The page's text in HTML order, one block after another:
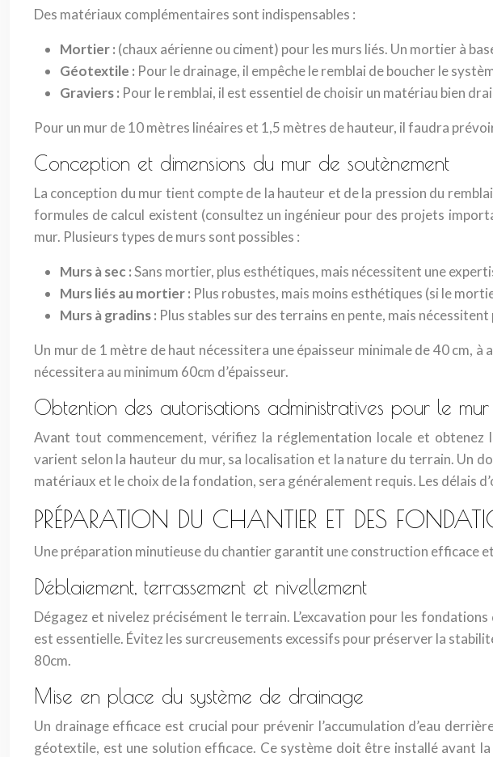
Des matériaux complémentaires sont indispensables :
Mortier : (chaux aérienne ou ciment) pour les murs liés. Un mortier à
Géotextile : Pour le drainage, il empêche le remblai de boucher le
Graviers : Pour le remblai, il est essentiel de choisir un matériau bien
Pour un mur de 10 mètres linéaires et 1,5 mètres de hauteur, il faudra
Conception et dimensions du mur de soutènement
La conception du mur tient compte de la hauteur et de la pression du
formules de calcul existent (consultez un ingénieur pour des projets
mur. Plusieurs types de murs sont possibles :
Murs à sec :Sans mortier, plus esthétiques, mais nécessitent une
Murs liés au mortier : Plus robustes, mais moins esthétiques (si le
Murs à gradins : Plus stables sur des terrains en pente, mais
Un mur de 1 mètre de haut nécessitera une épaisseur minimale de 40 cm,
nécessitera au minimum 60cm d’épaisseur.
Obtention des autorisations administratives pour le mur
Avant tout commencement, vérifiez la réglementation locale et obtenez
varient selon la hauteur du mur, sa localisation et la nature du terrain. Un
matériaux et le choix de la fondation, sera généralement requis. Les délais
PRÉPARATION DU CHANTIER ET DES
Une préparation minutieuse du chantier garantit une construction efficace
Déblaiement, terrassement et nivellement
Dégagez et nivelez précisément le terrain. L’excavation pour les
est essentielle. Évitez les surcreusements excessifs pour préserver la
80cm.
Mise en place du système de drainage
Un drainage efficace est crucial pour prévenir l’accumulation d’eau
géotextile, est une solution efficace. Ce système doit être installé avant